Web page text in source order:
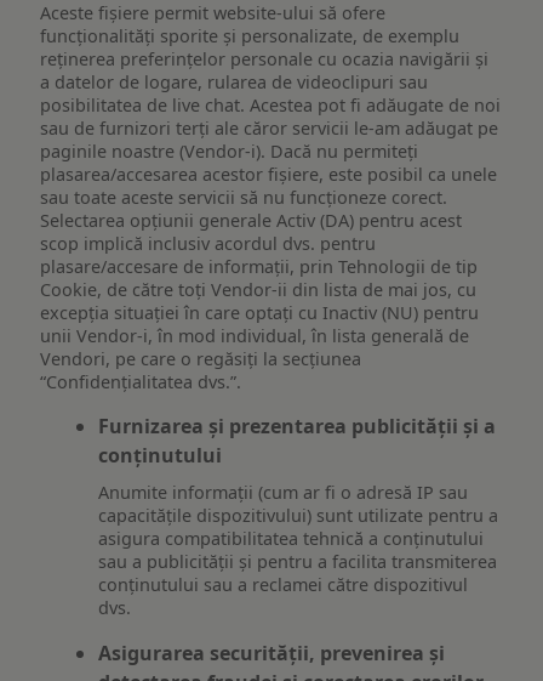
Aceste fișiere permit website-ului să ofere
funcționalități sporite și personalizate, de exemplu
reţinerea preferinţelor personale cu ocazia navigării și
a datelor de logare, rularea de videoclipuri sau
posibilitatea de live chat. Acestea pot fi adăugate de noi
sau de furnizori terți ale căror servicii le-am adăugat pe
paginile noastre (Vendor-i). Dacă nu permiteți
plasarea/accesarea acestor fișiere, este posibil ca unele
sau toate aceste servicii să nu funcționeze corect.
Selectarea opțiunii generale Activ (DA) pentru acest
scop implică inclusiv acordul dvs. pentru
plasare/accesare de informații, prin Tehnologii de tip
Cookie, de către toți Vendor-ii din lista de mai jos, cu
excepția situației în care optați cu Inactiv (NU) pentru
unii Vendor-i, în mod individual, în lista generală de
Vendori, pe care o regăsiți la secțiunea
“Confidențialitatea dvs.”.
Furnizarea și prezentarea publicității și a
conținutului
Anumite informații (cum ar fi o adresă IP sau
capacitățile dispozitivului) sunt utilizate pentru a
asigura compatibilitatea tehnică a conținutului
sau a publicității și pentru a facilita transmiterea
conținutului sau a reclamei către dispozitivul
dvs.
Asigurarea securității, prevenirea și